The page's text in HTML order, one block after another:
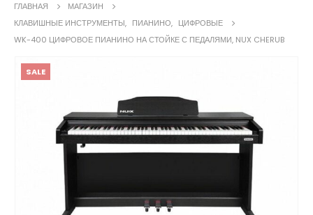
ГЛАВНАЯ
МАГАЗИН
КЛАВИШНЫЕ ИНСТРУМЕНТЫ, ПИАНИНО, ЦИФРОВЫЕ
WK-400 ЦИФРОВОЕ ПИАНИНО НА СТОЙКЕ С ПЕДАЛЯМИ, NUX CHERUB
SALE